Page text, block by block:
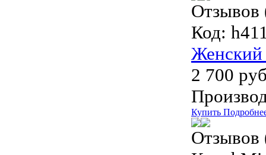
Отзывов
Код:
Женский
2 700
Купить
Отзывов